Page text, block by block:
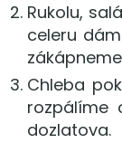
Rukolu,
celeru
Chleba
rozpálíme
dozlatova.